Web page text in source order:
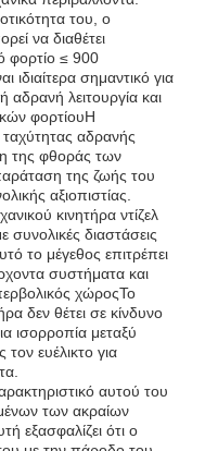
του, ο
να διαθέτει
φορτίο ≤ 900
ιδιαίτερα σημαντικό για
λειτουργία και
φορτίουΗ
αδρανής
της φθοράς των
της ζωής του
αξιοπιστίας.
κινητήρα ντίζελ
συνολικές διαστάσεις
το μέγεθος επιτρέπει
συστήματα και
χώροςΤο
δεν θέτει σε κίνδυνο
ισορροπία μεταξύ
ευέλικτο για
αυτού του
των ακραίων
εξασφαλίζει ότι ο